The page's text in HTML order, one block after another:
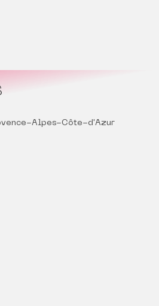
Alpes-Côte-d'Azur